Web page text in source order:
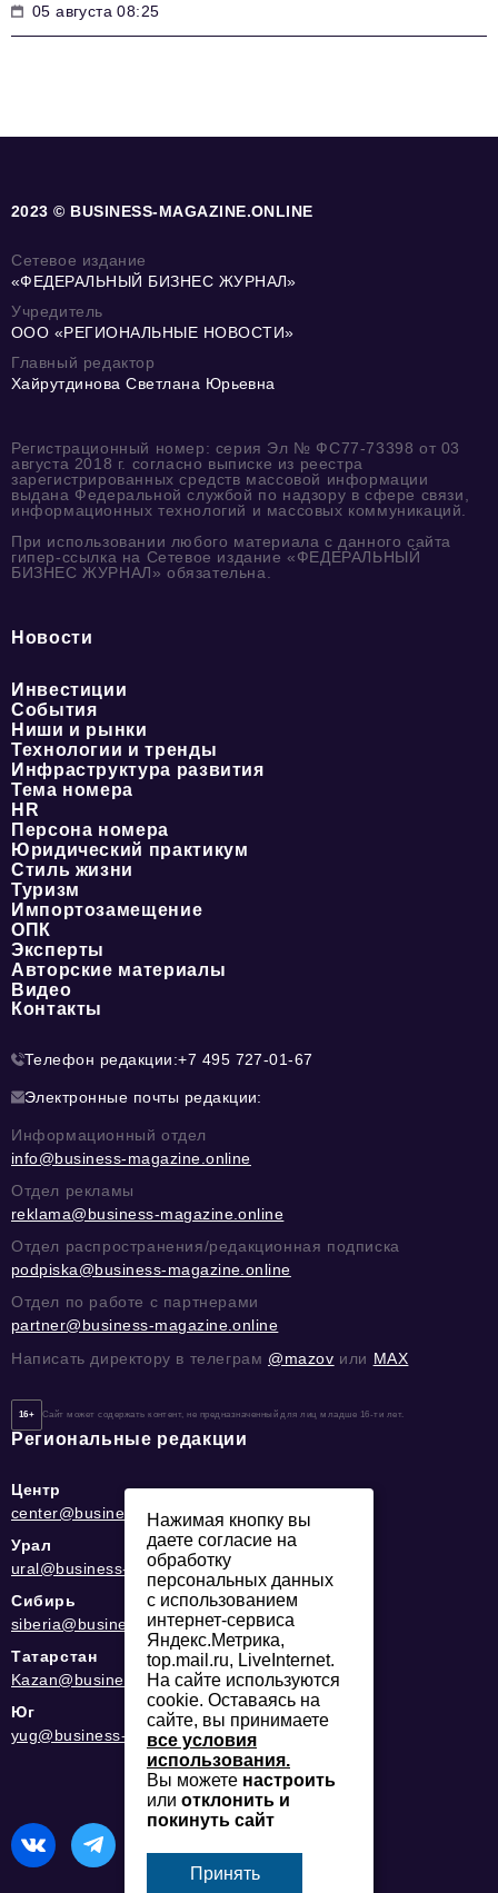
05 августа 08:25
2023 © BUSINESS-MAGAZINE.ONLINE
Сетевое издание
«ФЕДЕРАЛЬНЫЙ БИЗНЕС ЖУРНАЛ»
Учредитель
ООО «РЕГИОНАЛЬНЫЕ НОВОСТИ»
Главный редактор
Хайрутдинова Светлана Юрьевна
Регистрационный номер: серия Эл № ФС77-73398 от 03
августа 2018 г. согласно выписке из реестра
зарегистрированных средств массовой информации
выдана Федеральной службой по надзору в сфере связи,
информационных технологий и массовых коммуникаций.
При использовании любого материала с данного сайта
гипер-ссылка на Сетевое издание «ФЕДЕРАЛЬНЫЙ
БИЗНЕС ЖУРНАЛ» обязательна.
Новости
Инвестиции
События
Ниши и рынки
Технологии и тренды
Инфраструктура развития
Тема номера
HR
Персона номера
Юридический практикум
Стиль жизни
Туризм
Импортозамещение
ОПК
Эксперты
Авторские материалы
Видео
Контакты
Телефон редакции:+7 495 727-01-67
Электронные почты редакции:
Информационный отдел
info@business-magazine.online
Отдел рекламы
reklama@business-magazine.online
Отдел распространения/редакционная подписка
podpiska@business-magazine.online
Отдел по работе с партнерами
partner@business-magazine.online
Написать директору в телеграм @mazov или MAX
16+ Сайт может содержать контент, не предназначенный для лиц младше 16-ти лет.
Региональные редакции
Центр
center@business-magazine.online
Урал
ural@business-magazine.online
Сибирь
siberia@business-magazine.online
Татарстан
Kazan@business-magazine.online
Юг
yug@business-magazine.online
Нажимая кнопку вы
даете согласие на
обработку
персональных данных
с использованием
интернет-сервиса
Яндекс.Метрика,
top.mail.ru, LiveInternet.
На сайте используются
cookie. Оставаясь на
сайте, вы принимаете
все условия
использования.
Вы можете настроить
или отклонить и
покинуть сайт
Принять